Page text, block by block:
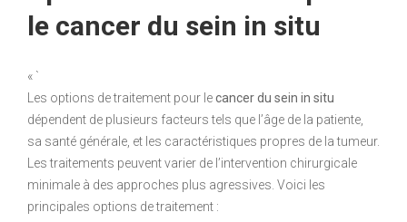
le cancer du sein in situ
« `
Les options de traitement pour lecancer du sein in situ
dépendent de plusieurs facteurs tels que l’âge de la patiente,
sa santé générale, et les caractéristiques propres de la tumeur.
Les traitements peuvent varier de l’intervention chirurgicale
minimale à des approches plus agressives. Voici les
principales options de traitement :